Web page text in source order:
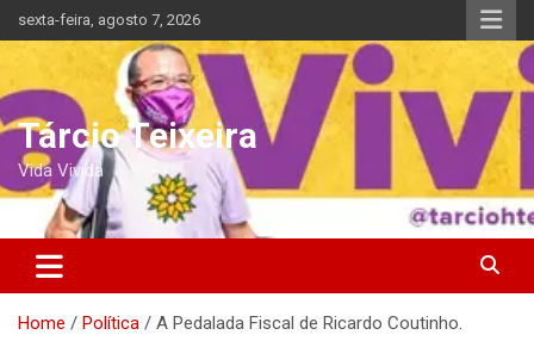
to
sexta-feira, agosto 7, 2026
Tárcio Teixeira
Vida Vivida
Home Política A Pedalada Fiscal de Ricardo Coutinho.